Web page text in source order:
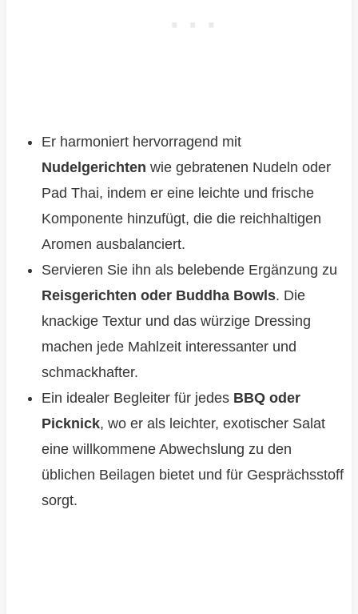
Er harmoniert hervorragend mit
Nudelgerichten wie gebratenen Nudeln oder
Pad Thai, indem er eine leichte und frische
Komponente hinzufügt, die die reichhaltigen
Aromen ausbalanciert.
Servieren Sie ihn als belebende Ergänzung zu
Reisgerichten oder Buddha Bowls. Die
knackige Textur und das würzige Dressing
machen jede Mahlzeit interessanter und
schmackhafter.
Ein idealer Begleiter für jedes BBQ oder
Picknick, wo er als leichter, exotischer Salat
eine willkommene Abwechslung zu den
üblichen Beilagen bietet und für Gesprächsstoff
sorgt.